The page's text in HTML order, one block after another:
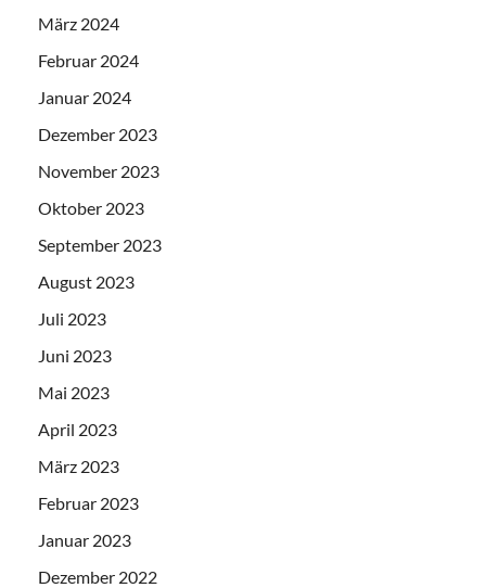
März 2024
Februar 2024
Januar 2024
Dezember 2023
November 2023
Oktober 2023
September 2023
August 2023
Juli 2023
Juni 2023
Mai 2023
April 2023
März 2023
Februar 2023
Januar 2023
Dezember 2022